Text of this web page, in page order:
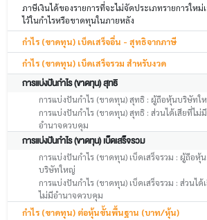
ภาษีเงินได้ของรายการที่จะไม่จัดประเภทรายการใหม่
ไว้ในกำไรหรือขาดทุนในภายหลัง
กำไร (ขาดทุน) เบ็ดเสร็จอื่น - สุทธิจากภาษี
กำไร (ขาดทุน) เบ็ดเสร็จรวม สำหรับงวด
การแบ่งปันกำไร (ขาดทุน) สุทธิ
การแบ่งปันกำไร (ขาดทุน) สุทธิ : ผู้ถือหุ้นบริษัทใ
การแบ่งปันกำไร (ขาดทุน) สุทธิ : ส่วนได้เสียที่ไม่มี
อำนาจควบคุม
การแบ่งปันกำไร (ขาดทุน) เบ็ดเสร็จรวม
การแบ่งปันกำไร (ขาดทุน) เบ็ดเสร็จรวม : ผู้ถือหุ้น
บริษัทใหญ่
การแบ่งปันกำไร (ขาดทุน) เบ็ดเสร็จรวม : ส่วนได้
ไม่มีอำนาจควบคุม
กำไร (ขาดทุน) ต่อหุ้นขั้นพื้นฐาน (บาท/หุ้น)